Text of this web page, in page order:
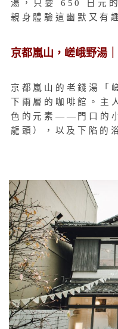
湯，只要 650 日元
親身體驗這幽默又有
京都嵐山，嵯峨野湯
京都嵐山的老錢湯「
下兩層的咖啡館。主
色的元素——門口的
龍頭），以及下陷的